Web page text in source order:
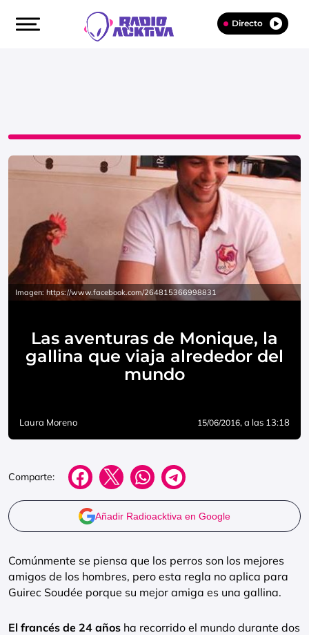
Directo
Imagen: https://www.facebook.com/264815366998831
Las aventuras de Monique, la
gallina que viaja alrededor del
mundo
Laura Moreno 15/06/2016, a las 13:18
Comparte:
Añadir Radioacktiva en Google
Comúnmente se piensa que los perros son los mejores
amigos de los hombres, pero esta regla no aplica para
Guirec Soudée porque su mejor amiga es una gallina.
El francés de 24 años ha recorrido el mundo durante dos